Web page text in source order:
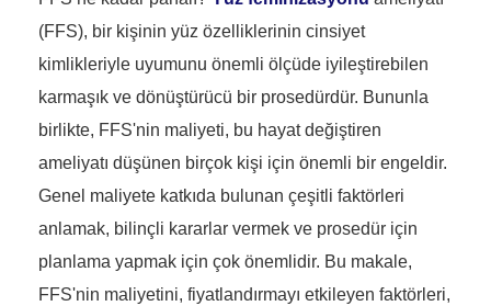
(FFS), bir kişinin yüz özelliklerinin cinsiyet
kimlikleriyle uyumunu önemli ölçüde iyileştirebilen
karmaşık ve dönüştürücü bir prosedürdür. Bununla
birlikte, FFS'nin maliyeti, bu hayat değiştiren
ameliyatı düşünen birçok kişi için önemli bir engeldir.
Genel maliyete katkıda bulunan çeşitli faktörleri
anlamak, bilinçli kararlar vermek ve prosedür için
planlama yapmak için çok önemlidir. Bu makale,
FFS'nin maliyetini, fiyatlandırmayı etkileyen faktörleri,